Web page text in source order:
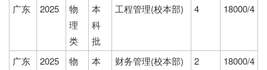
广东 2025
物
理
类
本
科
批
工程管理(校本部) 4 18000/4
广东 2025
物
本
财务管理(校本部) 2 18000/4